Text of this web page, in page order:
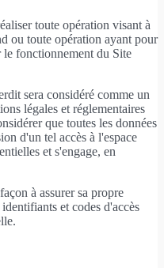
toute opération visant à
ou toute opération ayant pour
le fonctionnement du Site
sera considéré comme un
légales et réglementaires
que toutes les données
d'un tel accès à l'espace
et s'engage, en
à assurer sa propre
et codes d'accès